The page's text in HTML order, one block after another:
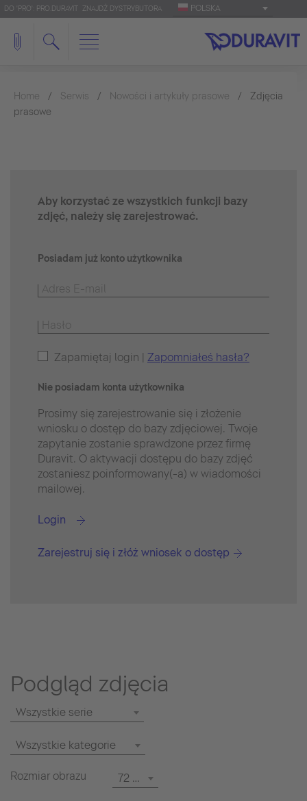
DO 'PRO': PRO.DURAVIT ZNAJDŹ DYSTRYBUTORA POLSKA
Home Serwis Nowości i artykuły prasowe
Zdjęcia
prasowe
Aby korzystać ze wszystkich funkcji bazy
zdjęć, należy się zarejestrować.
Posiadam już konto użytkownika
Zapamiętaj login | Zapomniałeś hasła?
Nie posiadam konta użytkownika
Prosimy się zarejestrowanie się i złożenie
wniosku o dostęp do bazy zdjęciowej. Twoje
zapytanie zostanie sprawdzone przez firmę
Duravit. O aktywacji dostępu do bazy zdjęć
zostaniesz poinformowany(-a) w wiadomości
mailowej.
Login
Zarejestruj się i złóż wniosek o dostęp
Podgląd zdjęcia
Wszystkie serie
Wszystkie kategorie
Rozmiar obrazu 72 dpi